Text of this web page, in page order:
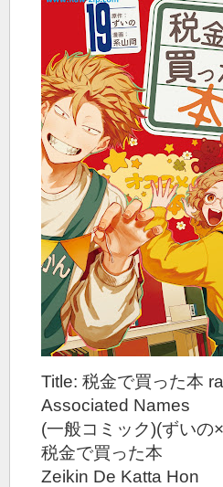
Title: 税金で買った本
Associated Names
(一般コミック)(ずいの
税金で買った本
Zeikin De Katta Hon